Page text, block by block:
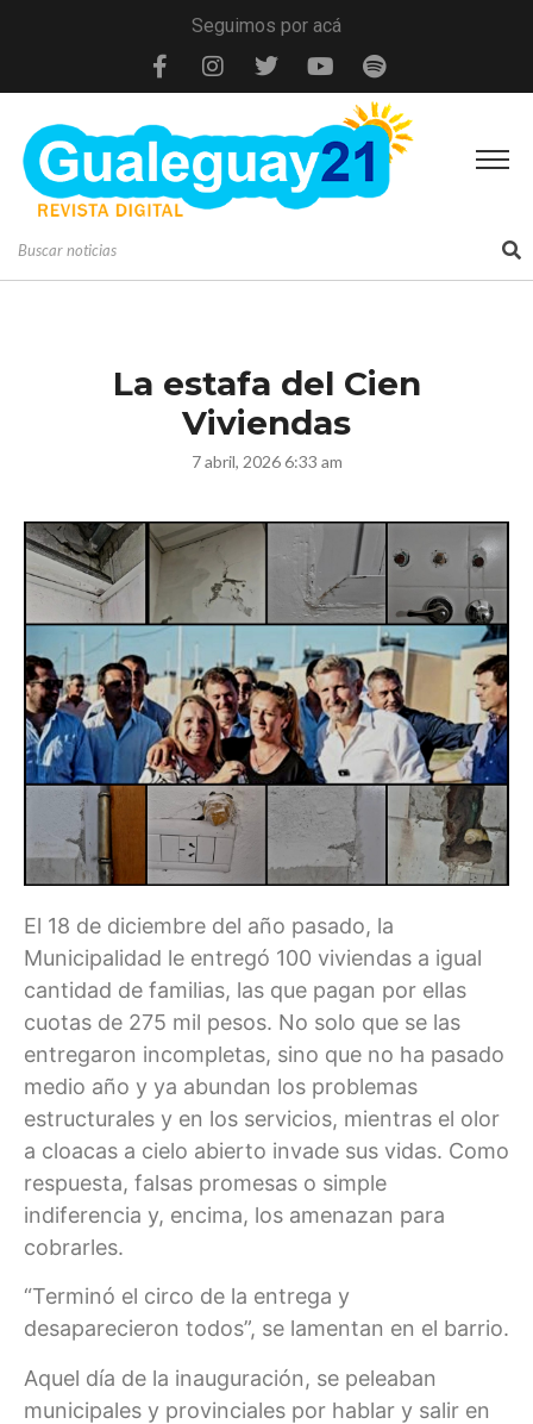
Seguimos por acá
La estafa del Cien
Viviendas
7 abril, 2026 6:33 am
El 18 de diciembre del año pasado, la
Municipalidad le entregó 100 viviendas a igual
cantidad de familias, las que pagan por ellas
cuotas de 275 mil pesos. No solo que se las
entregaron incompletas, sino que no ha pasado
medio año y ya abundan los problemas
estructurales y en los servicios, mientras el olor
a cloacas a cielo abierto invade sus vidas. Como
respuesta, falsas promesas o simple
indiferencia y, encima, los amenazan para
cobrarles.
“Terminó el circo de la entrega y
desaparecieron todos”, se lamentan en el barrio.
Aquel día de la inauguración, se peleaban
municipales y provinciales por hablar y salir en